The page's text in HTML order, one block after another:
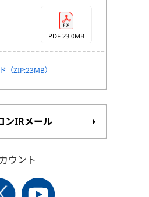
PDF 23.0MB
（ZIP:23MB）
ンIRメール
ウント